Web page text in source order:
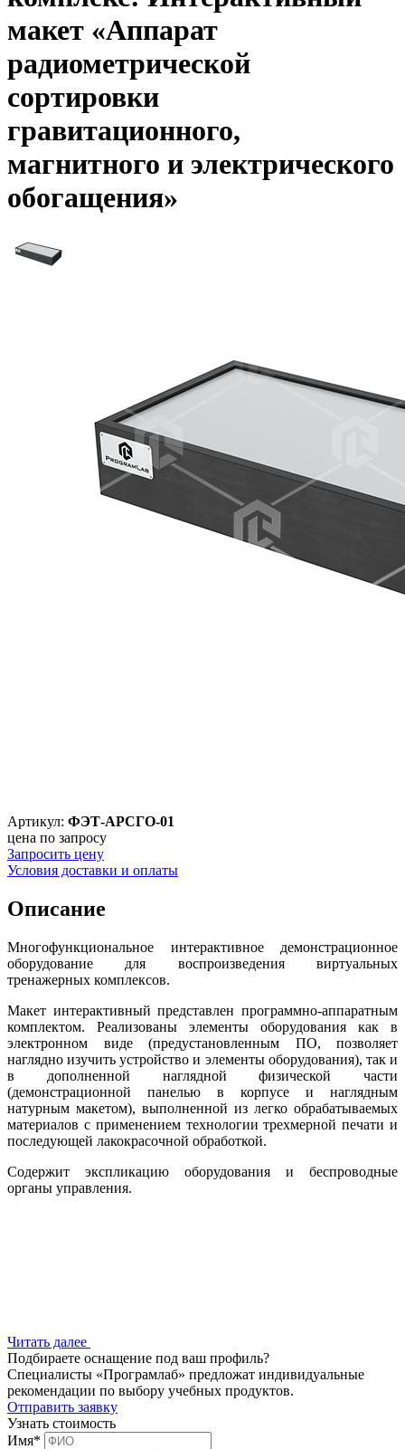
макет «Аппарат
радиометрической
сортировки
гравитационного,
магнитного и электрического
обогащения»
Артикул: ФЭТ-АРСГО-01
цена по запросу
Запросить цену
Условия доставки и оплаты
Описание
Многофункциональное интерактивное демонстрационное
оборудование для воспроизведения виртуальных
тренажерных комплексов.
Макет интерактивный представлен программно-аппаратным
комплектом. Реализованы элементы оборудования как в
электронном виде (предустановленным ПО, позволяет
наглядно изучить устройство и элементы оборудования), так и
в дополненной наглядной физической части
(демонстрационной панелью в корпусе и наглядным
натурным макетом), выполненной из легко обрабатываемых
материалов с применением технологии трехмерной печати и
последующей лакокрасочной обработкой.
Содержит экспликацию оборудования и беспроводные
органы управления.
Читать далее
Подбираете оснащение под ваш профиль?
Специалисты «Програмлаб» предложат индивидуальные
рекомендации по выбору учебных продуктов.
Отправить заявку
Узнать стоимость
Имя*